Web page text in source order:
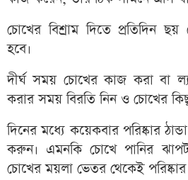
চোখের বিশ্রাম দিতে প্রতিদিন
হবে।
দীর্ঘ সময় চোখের কাজ করা বা
করার সময় বিরতি নিন ও চোখের
দিনের মধ্যে কয়েকবার পরিষ্কার
করুন। এমনকি চোখে পানির
চোখের ময়লা ভেতর থেকেই পরিষ্কার